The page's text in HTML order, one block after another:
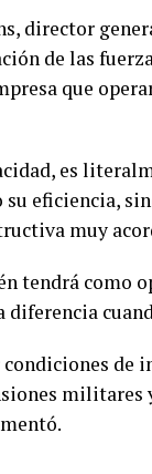
director
de las
que
es
su eficiencia,
muy
tendrá como
de
militares